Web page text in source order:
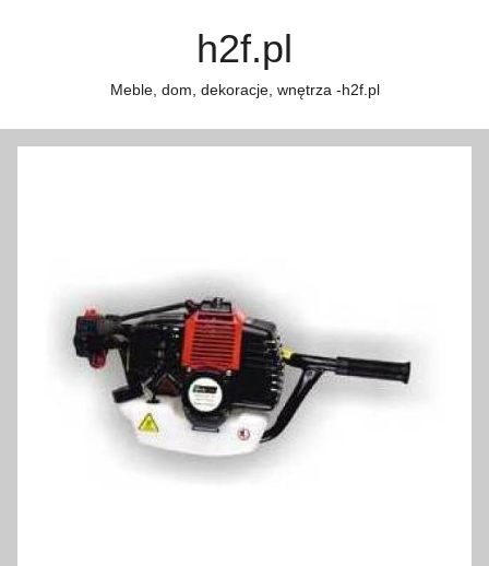
h2f.pl
Meble, dom, dekoracje, wnętrza -h2f.pl